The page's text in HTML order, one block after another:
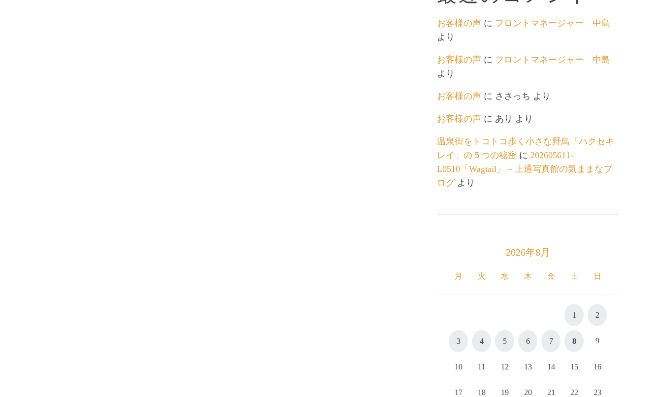
お客様の声 に フロントマネージャー 中島
より
お客様の声 に フロントマネージャー 中島
より
お客様の声 に ささっち より
お客様の声 に あり より
温泉街をトコトコ歩く小さな野鳥「ハクセキ
レイ」の５つの秘密 に 202605611-
L0510「Wagtail」 – 上通写真館の気ままなブ
ログより
2026年8月
月 火 水 木 金 土 日
1 2
3 4 5 6 7 8 9
10 11 12 13 14 15 16
17 18 19 20 21 22 23